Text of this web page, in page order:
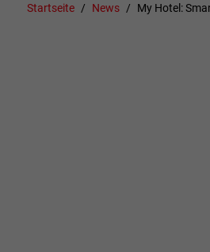
Startseite News My Hotel: